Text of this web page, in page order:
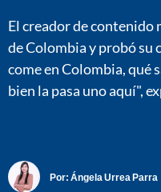
El creador de contenido
de Colombia y probó su
come en Colombia, qué
bien la pasa uno aquí",
Por: Ángela Urrea Parra